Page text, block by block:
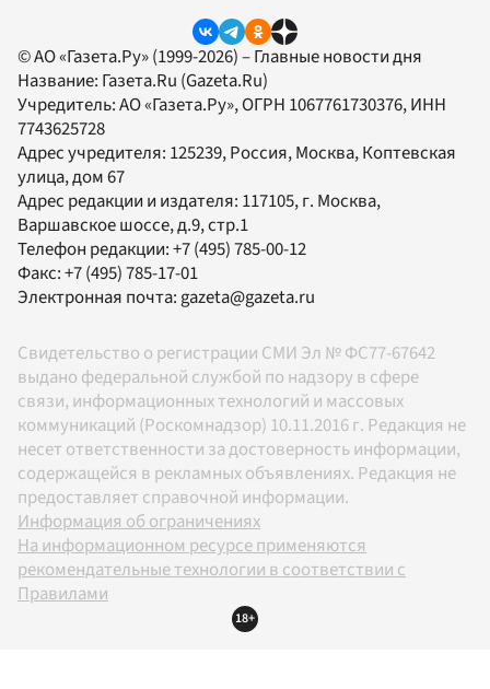
© АО «Газета.Ру» (1999-2026) – Главные новости дня
Название: Газета.Ru (Gazeta.Ru)
Учредитель:АО «Газета.Ру», ОГРН 1067761730376, ИНН
7743625728
Адрес учредителя: 125239, Россия, Москва, Коптевская
улица, дом 67
Адрес редакции и издателя: 117105, г. Москва,
Варшавское шоссе, д.9, стр.1
Телефон редакции:+7 (495) 785-00-12
Факс:+7 (495) 785-17-01
Электронная почта:gazeta@gazeta.ru
Свидетельство о регистрации СМИ Эл № ФС77-67642
выдано федеральной службой по надзору в сфере
связи, информационных технологий и массовых
коммуникаций (Роскомнадзор) 10.11.2016 г. Редакция не
несет ответственности за достоверность информации,
содержащейся в рекламных объявлениях. Редакция не
предоставляет справочной информации.
Информация об ограничениях
На информационном ресурсе применяются
рекомендательные технологии в соответствии с
Правилами
18+